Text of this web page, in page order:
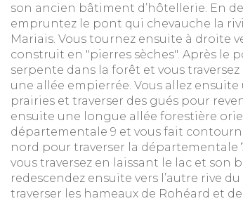
son ancien bâtiment d’hôtellerie. En
empruntez le pont qui chevauche la
Mariais. Vous tournez ensuite à droite
construit en "pierres sèches". Après le
serpente dans la forêt et vous
une allée empierrée. Vous allez
prairies et traverser des gués pour
ensuite une longue allée forestière
départementale 9 et vous fait
nord pour traverser la départementale
vous traversez en laissant le lac et son
redescendez ensuite vers l’autre rive
traverser les hameaux de Rohéard et